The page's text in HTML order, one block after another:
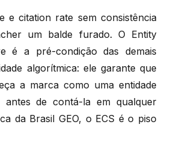
e citation rate sem consistência
um balde furado. O Entity
é a pré-condição das demais
algorítmica: ele garante que
a marca como uma entidade
antes de contá-la em qualquer
da Brasil GEO, o ECS é o piso